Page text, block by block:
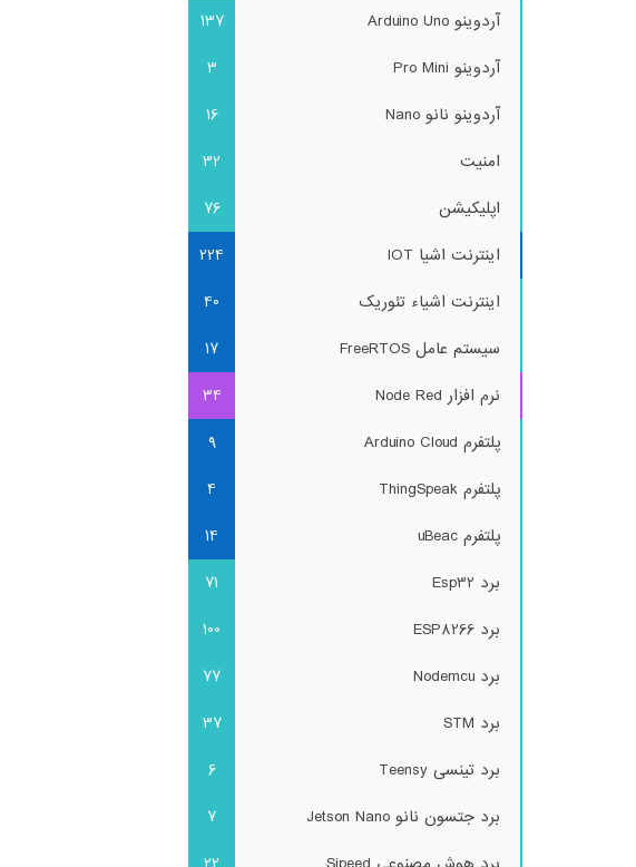
آردوینو Arduino Uno
137
آردوینو Pro Mini
3
آردوینو نانو Nano
16
امنیت
32
اپلیکیشن
76
اینترنت اشیا IOT
224
اینترنت اشیاء تئوریک
40
سیستم عامل FreeRTOS
17
نرم افزار Node Red
34
پلتفرم Arduino Cloud
9
پلتفرم ThingSpeak
4
پلتفرم uBeac
14
برد Esp32
71
برد ESP8266
100
برد Nodemcu
77
برد STM
37
برد تینسی Teensy
6
برد جتسون نانو Jetson Nano
7